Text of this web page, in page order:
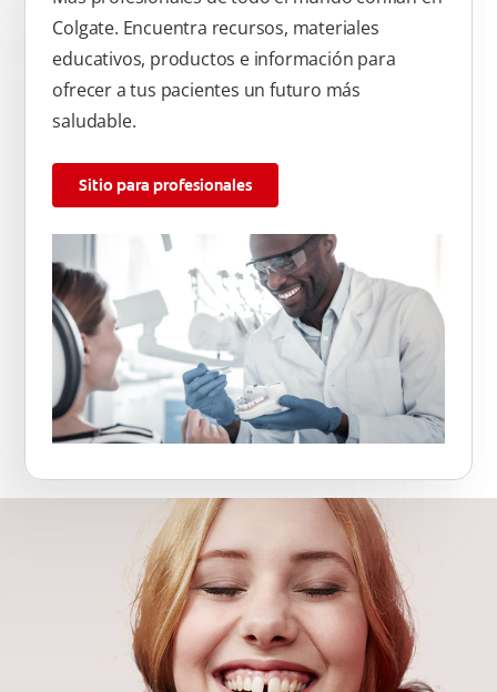
Colgate. Encuentra recursos, materiales
educativos, productos e información para
ofrecer a tus pacientes un futuro más
saludable.
Sitio para profesionales